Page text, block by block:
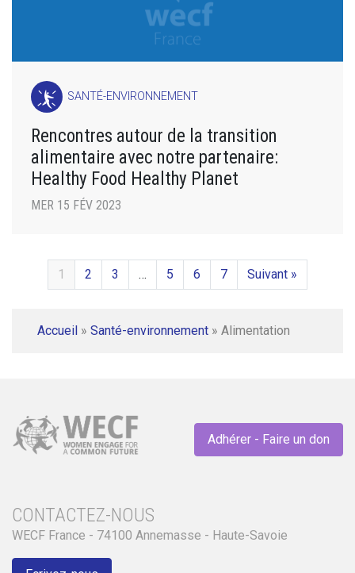
SANTÉ-ENVIRONNEMENT
Rencontres autour de la transition
alimentaire avec notre partenaire:
Healthy Food Healthy Planet
MER 15 FÉV 2023
1 2 3 … 5 6 7 Suivant »
Accueil » Santé-environnement » Alimentation
Adhérer - Faire un don
CONTACTEZ-NOUS
WECF France - 74100 Annemasse - Haute-Savoie